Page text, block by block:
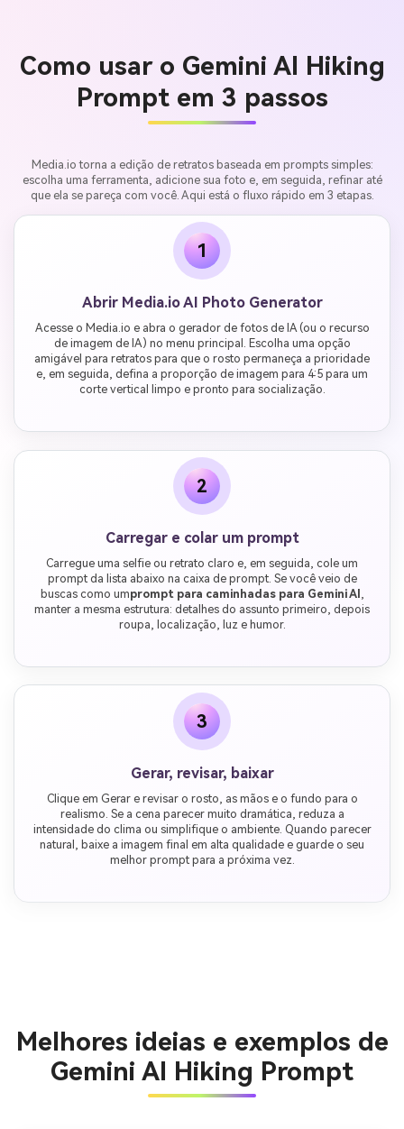
Como usar o Gemini AI Hiking
Prompt em 3 passos
Media.io torna a edição de retratos baseada em prompts simples:
escolha uma ferramenta, adicione sua foto e, em seguida, refinar até
que ela se pareça com você. Aqui está o fluxo rápido em 3 etapas.
1
Abrir Media.io AI Photo Generator
Acesse o Media.io e abra o gerador de fotos de IA (ou o recurso
de imagem de IA) no menu principal. Escolha uma opção
amigável para retratos para que o rosto permaneça a prioridade
e, em seguida, defina a proporção de imagem para 4:5 para um
corte vertical limpo e pronto para socialização.
2
Carregar e colar um prompt
Carregue uma selfie ou retrato claro e, em seguida, cole um
prompt da lista abaixo na caixa de prompt. Se você veio de
buscas como umprompt para caminhadas para Gemini AI
manter a mesma estrutura: detalhes do assunto primeiro, depois
roupa, localização, luz e humor.
3
Gerar, revisar, baixar
Clique em Gerar e revisar o rosto, as mãos e o fundo para o
realismo. Se a cena parecer muito dramática, reduza a
intensidade do clima ou simplifique o ambiente. Quando parecer
natural, baixe a imagem final em alta qualidade e guarde o seu
melhor prompt para a próxima vez.
Melhores ideias e exemplos de
Gemini AI Hiking Prompt